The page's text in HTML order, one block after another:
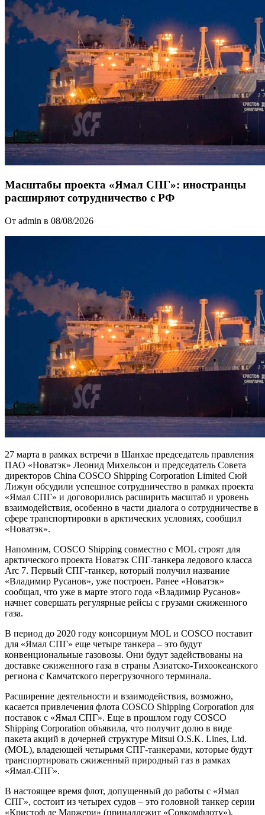
Масштабы проекта «Ямал СПГ»: иностранцы
расширяют сотрудничество с РФ
От admin в 08/08/2026
27 марта в рамках встречи в Шанхае председатель правления
ПАО «Новатэк» Леонид Михельсон и председатель Совета
директоров China COSCO Shipping Corporation Limited Сюй
Лижун обсудили успешное сотрудничество в рамках проекта
«Ямал СПГ» и договорились расширить масштаб и уровень
взаимодействия, особенно в части диалога о сотрудничестве в
сфере транспортировки в арктических условиях, сообщил
«Новатэк».
Напомним, COSCO Shipping совместно с MOL строят для
арктического проекта Новатэк СПГ-танкера ледового класса
Arc 7. Первый СПГ-танкер, который получил название
«Владимир Русанов», уже построен. Ранее «Новатэк»
сообщал, что уже в марте этого года «Владимир Русанов»
начнет совершать регулярные рейсы с грузами сжиженного
газа.
В период до 2020 году консорциум MOL и COSCO поставит
для «Ямал СПГ» еще четыре танкера – это будут
конвенциональные газовозы. Они будут задействованы на
доставке сжиженного газа в страны Азиатско-Тихоокеанского
региона с Камчатского перегрузочного терминала.
Расширение деятельности и взаимодействия, возможно,
касается привлечения флота COSCO Shipping Corporation для
поставок с «Ямал СПГ». Еще в прошлом году COSCO
Shipping Corporation объявила, что получит долю в виде
пакета акций в дочерней структуре Mitsui O.S.K. Lines, Ltd.
(MOL), владеющей четырьмя СПГ-танкерами, которые будут
транспортировать сжиженный природный газ в рамках
«Ямал-СПГ».
В настоящее время флот, допущенный до работы с «Ямал
СПГ», состоит из четырех судов – это головной танкер серии
«Кристоф де Маржери» (принадлежит «Совкомфлоту»),